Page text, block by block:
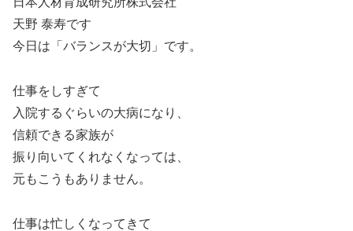
天野 泰寿です
今日は「バランスが大切」です。
仕事をしすぎて
入院するぐらいの大病になり、
信頼できる家族が
振り向いてくれなくなっては、
元もこうもありません。
仕事は忙しくなってきて